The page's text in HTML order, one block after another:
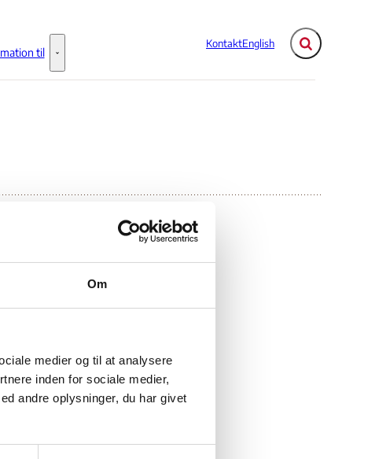
Om
medier og til at analysere
inden for sociale medier,
andre oplysninger, du har givet
KontaktEnglish Fold søgefelt ud
- Flere links
til Information til - Flere links